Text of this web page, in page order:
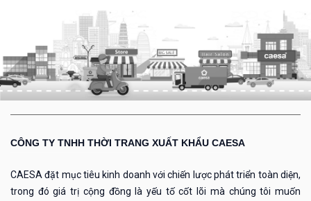
CÔNG TY TNHH THỜI TRANG XUẤT KHẨU CAESA
CAESA đặt mục tiêu kinh doanh với chiến lược phát triển toàn diện,
trong đó giá trị cộng đồng là yếu tố cốt lõi mà chúng tôi muốn